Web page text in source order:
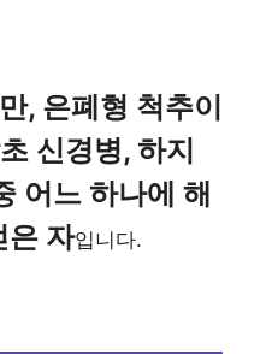
, 은폐형 척추이
신경병, 하지
어느 하나에 해
은 자입니다.